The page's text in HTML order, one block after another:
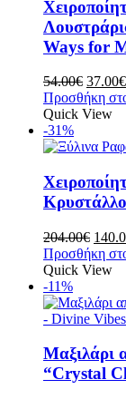
Ways for
54.00€ 37.00€
Προσθήκη
Quick View
-31%
204.00€
Προσθήκη
Quick View
-11%
Μαξιλάρι
“Crystal